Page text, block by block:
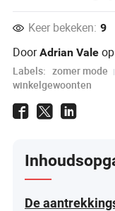
Keer bekeken: 9
DoorAdrian Vale
Labels: zomer mode
winkelgewoonten
De